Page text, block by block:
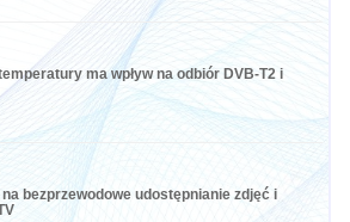
ma wpływ na odbiór DVB-T2 i
bezprzewodowe udostępnianie zdjęć i